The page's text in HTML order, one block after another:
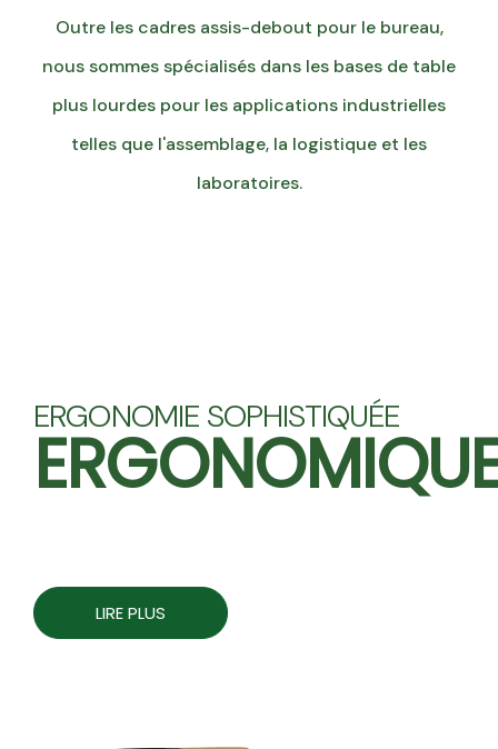
Outre les cadres assis-debout pour le bureau,
nous sommes spécialisés dans les bases de table
plus lourdes pour les applications industrielles
telles que l'assemblage, la logistique et les
laboratoires.
ERGONOMIE SOPHISTIQUÉE
LIRE PLUS